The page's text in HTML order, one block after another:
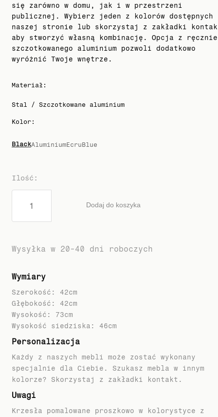
się zarówno w domu, jak i w przestrzeni
publicznej. Wybierz jeden z kolorów dostępnych
naszej stronie lub skorzystaj z zakładki
aby stworzyć własną kombinację. Opcja z ręcznie
szczotkowanego aluminium pozwoli dodatkowo
wyróżnić Twoje wnętrze.
Materiał :
Stal / Szczotkowane aluminium
Kolor :
BlackAluminiumEcruBlue
Ilość :
Dodaj do koszyka
Wysyłka w 20-40 dni roboczych
Wymiary
Szerokość: 42cm
Głębokość: 42cm
Wysokość: 73cm
Personalizacja
Każdy z naszych mebli może zostać wykonany
specjalnie dla Ciebie. Szukasz mebla w innym
kolorze? Skorzystaj z zakładki kontakt.
Uwagi
Krzesła pomalowane proszkowo w kolorystyce z